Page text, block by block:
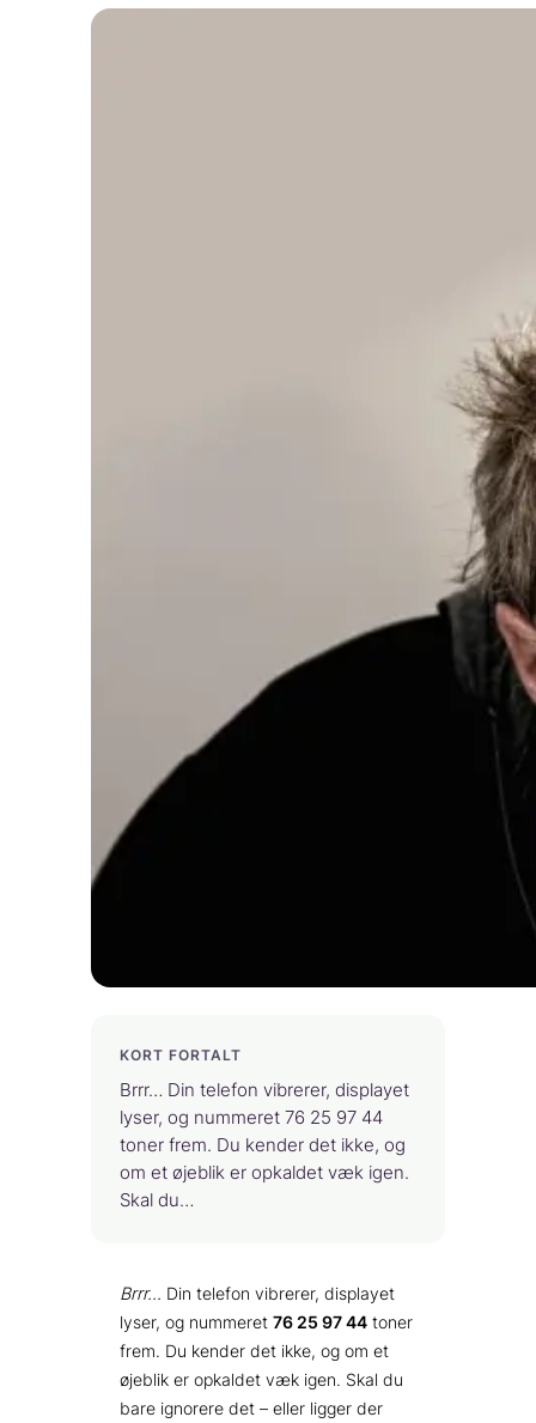
KORT FORTALT
Brrr… Din telefon vibrerer, displayet
lyser, og nummeret 76 25 97 44
toner frem. Du kender det ikke, og
om et øjeblik er opkaldet væk igen.
Skal du…
Brrr… Din telefon vibrerer, displayet
lyser, og nummeret 76 25 97 44 toner
frem. Du kender det ikke, og om et
øjeblik er opkaldet væk igen. Skal du
bare ignorere det – eller ligger der